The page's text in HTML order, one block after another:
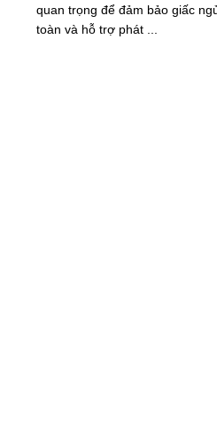
quan trọng để đảm bảo giấc
toàn và hỗ trợ phát ...